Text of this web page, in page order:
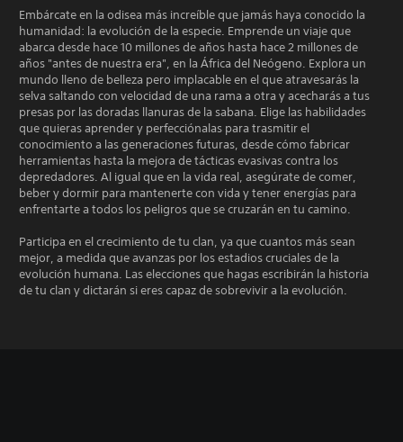
Embárcate en la odisea más increíble que jamás haya conocido la
humanidad: la evolución de la especie. Emprende un viaje que
abarca desde hace 10 millones de años hasta hace 2 millones de
años "antes de nuestra era", en la África del Neógeno. Explora un
mundo lleno de belleza pero implacable en el que atravesarás la
selva saltando con velocidad de una rama a otra y acecharás a tus
presas por las doradas llanuras de la sabana. Elige las habilidades
que quieras aprender y perfecciónalas para trasmitir el
conocimiento a las generaciones futuras, desde cómo fabricar
herramientas hasta la mejora de tácticas evasivas contra los
depredadores. Al igual que en la vida real, asegúrate de comer,
beber y dormir para mantenerte con vida y tener energías para
enfrentarte a todos los peligros que se cruzarán en tu camino.
Participa en el crecimiento de tu clan, ya que cuantos más sean
mejor, a medida que avanzas por los estadios cruciales de la
evolución humana. Las elecciones que hagas escribirán la historia
de tu clan y dictarán si eres capaz de sobrevivir a la evolución.